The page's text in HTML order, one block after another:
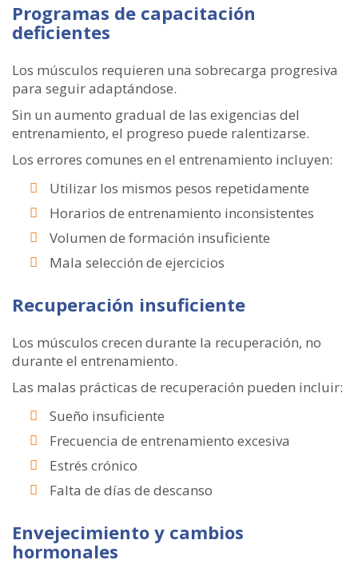
Programas de capacitación
deficientes
Los músculos requieren una sobrecarga progresiva
para seguir adaptándose.
Sin un aumento gradual de las exigencias del
entrenamiento, el progreso puede ralentizarse.
Los errores comunes en el entrenamiento incluyen:
Utilizar los mismos pesos repetidamente
Horarios de entrenamiento inconsistentes
Volumen de formación insuficiente
Mala selección de ejercicios
Recuperación insuficiente
Los músculos crecen durante la recuperación, no
durante el entrenamiento.
Las malas prácticas de recuperación pueden incluir:
Sueño insuficiente
Frecuencia de entrenamiento excesiva
Estrés crónico
Falta de días de descanso
Envejecimiento y cambios
hormonales